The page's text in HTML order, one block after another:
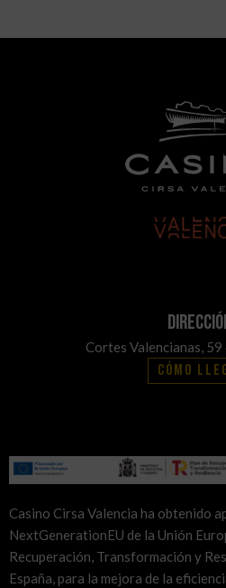
Cortes Valencianas,
Cómo
Casino Cirsa Valencia ha obtenido
NextGenerationEU de la Unión
Recuperación, Transformación y
España, para la mejora de la